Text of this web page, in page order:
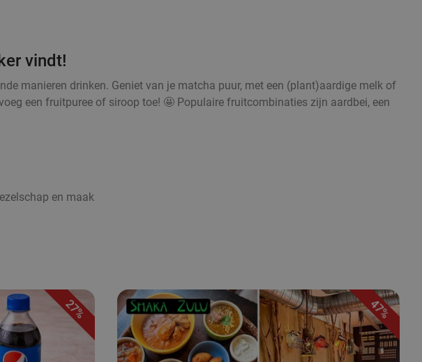
vindt!
manieren drinken. Geniet van je matcha puur, met een (plant)aardige melk of
een fruitpuree of siroop toe! 🤩 Populaire fruitcombinaties zijn aardbei, een
en maak
27% 47%